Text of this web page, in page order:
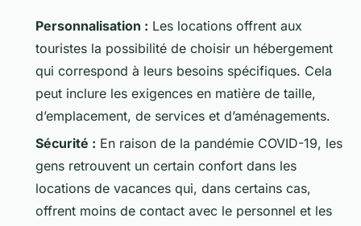
Personnalisation : Les locations offrent aux
touristes la possibilité de choisir un hébergement
qui correspond à leurs besoins spécifiques. Cela
peut inclure les exigences en matière de taille,
d’emplacement, de services et d’aménagements.
Sécurité : En raison de la pandémie COVID-19, les
gens retrouvent un certain confort dans les
locations de vacances qui, dans certains cas,
offrent moins de contact avec le personnel et les